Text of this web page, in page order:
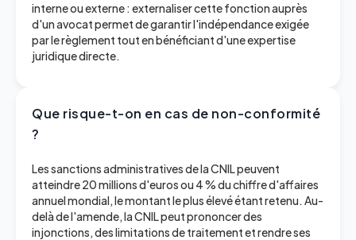
interne ou externe : externaliser cette fonction auprès
d'un avocat permet de garantir l'indépendance exigée
par le règlement tout en bénéficiant d'une expertise
juridique directe.
Que risque-t-on en cas de non-conformité
?
Les sanctions administratives de la CNIL peuvent
atteindre 20 millions d'euros ou 4 % du chiffre d'affaires
annuel mondial, le montant le plus élevé étant retenu. Au-
delà de l'amende, la CNIL peut prononcer des
injonctions, des limitations de traitement et rendre ses